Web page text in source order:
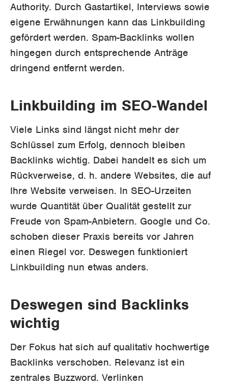
Authority. Durch Gastartikel, Interviews sowie
eigene Erwähnungen kann das Linkbuilding
gefördert werden. Spam-Backlinks wollen
hingegen durch entsprechende Anträge
dringend entfernt werden.
Linkbuilding im SEO-Wandel
Viele Links sind längst nicht mehr der
Schlüssel zum Erfolg, dennoch bleiben
Backlinks wichtig. Dabei handelt es sich um
Rückverweise, d. h. andere Websites, die auf
Ihre Website verweisen. In SEO-Urzeiten
wurde Quantität über Qualität gestellt zur
Freude von Spam-Anbietern. Google und Co.
schoben dieser Praxis bereits vor Jahren
einen Riegel vor. Deswegen funktioniert
Linkbuilding nun etwas anders.
Deswegen sind Backlinks
wichtig
Der Fokus hat sich auf qualitativ hochwertige
Backlinks verschoben. Relevanz ist ein
zentrales Buzzword. Verlinken